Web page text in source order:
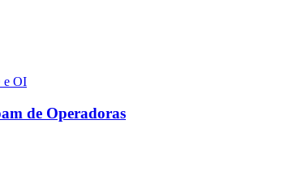
de Operadoras